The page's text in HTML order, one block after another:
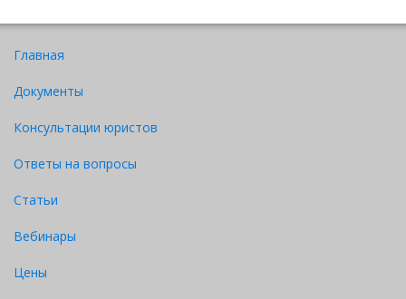
идентификации субъекта с использованием
предусмотренных законами Республики Казахстан.
2024 года.
Главная
Документы
Консультации юристов
Ответы на вопросы
Статьи
Вебинары
Цены